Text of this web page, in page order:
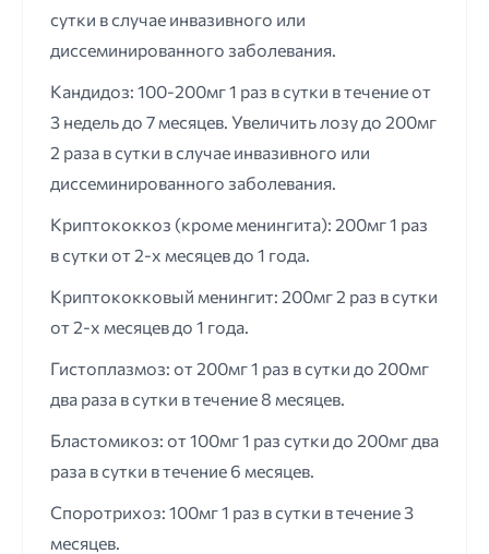
сутки в случае инвазивного или
диссеминированного заболевания.
Кандидоз: 100-200мг 1 раз в сутки в течение от
3 недель до 7 месяцев. Увеличить лозу до 200мг
2 раза в сутки в случае инвазивного или
диссеминированного заболевания.
Криптококкоз (кроме менингита): 200мг 1 раз
в сутки от 2-х месяцев до 1 года.
Криптококковый менингит: 200мг 2 раз в сутки
от 2-х месяцев до 1 года.
Гистоплазмоз: от 200мг 1 раз в сутки до 200мг
два раза в сутки в течение 8 месяцев.
Бластомикоз: от 100мг 1 раз сутки до 200мг два
раза в сутки в течение 6 месяцев.
Споротрихоз: 100мг 1 раз в сутки в течение 3
месяцев.